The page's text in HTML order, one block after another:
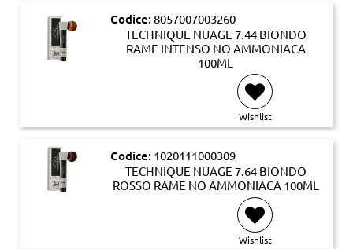
Codice: 8057007003260
TECHNIQUE NUAGE 7.44 BIONDO
RAME INTENSO NO AMMONIACA
100ML
Wishlist
Codice: 1020111000309
TECHNIQUE NUAGE 7.64 BIONDO
ROSSO RAME NO AMMONIACA 100ML
Wishlist